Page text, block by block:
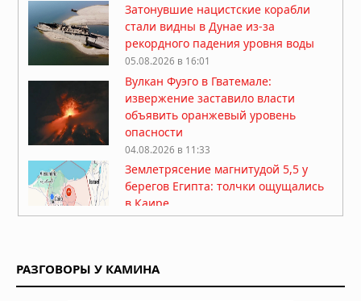
Затонувшие нацистские корабли
стали видны в Дунае из-за
рекордного падения уровня воды
05.08.2026 в 16:01
Вулкан Фуэго в Гватемале:
извержение заставило власти
объявить оранжевый уровень
опасности
04.08.2026 в 11:33
Землетрясение магнитудой 5,5 у
берегов Египта: толчки ощущались
в Каире
2026 году движется к побережью
Восточной Азии
РАЗГОВОРЫ У КАМИНА